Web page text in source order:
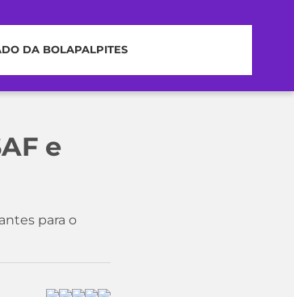
DA BOLAPALPITES
e
para o